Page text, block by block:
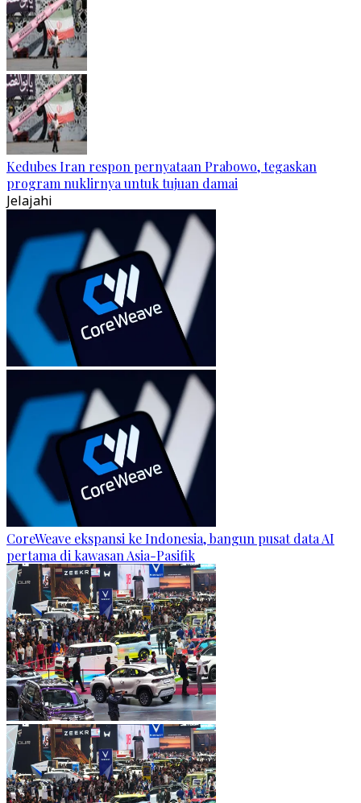
Kedubes Iran respon pernyataan Prabowo, tegaskan
program nuklirnya untuk tujuan damai
Jelajahi
CoreWeave ekspansi ke Indonesia, bangun pusat data AI
pertama di kawasan Asia-Pasifik